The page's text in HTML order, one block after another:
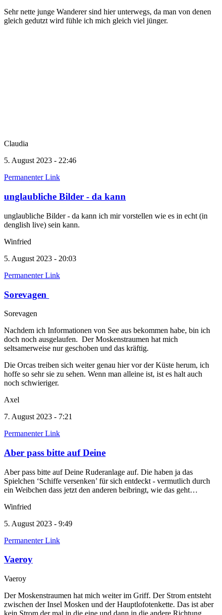
Sehr nette junge Wanderer sind hier unterwegs, da man von denen
gleich gedutzt wird fühle ich mich gleich viel jünger.
Claudia
5. August 2023 - 22:46
Permanenter Link
unglaubliche Bilder - da kann
unglaubliche Bilder - da kann ich mir vorstellen wie es in echt (in
denglish live) sein kann.
Winfried
5. August 2023 - 20:03
Permanenter Link
Sorevagen
Sorevagen
Nachdem ich Informationen von See aus bekommen habe, bin ich
doch noch ausgelaufen. Der Moskenstraumen hat mich
seltsamerweise nur geschoben und das kräftig.
Die Orcas treiben sich weiter genau hier vor der Küste herum, ich
hoffe so sehr sie zu sehen. Wenn man alleine ist, ist es halt auch
noch schwieriger.
Axel
7. August 2023 - 7:21
Permanenter Link
Aber pass bitte auf Deine
Aber pass bitte auf Deine Ruderanlage auf. Die haben ja das
Spielchen ‘Schiffe versenken’ für sich entdeckt - vermutlich durch
ein Weibchen dass jetzt den anderen beibringt, wie das geht…
Winfried
5. August 2023 - 9:49
Permanenter Link
Vaeroy
Vaeroy
Der Moskenstraumen hat mich weiter im Griff. Der Strom entsteht
zwischen der Insel Mosken und der Hauptlofotenkette. Das ist aber